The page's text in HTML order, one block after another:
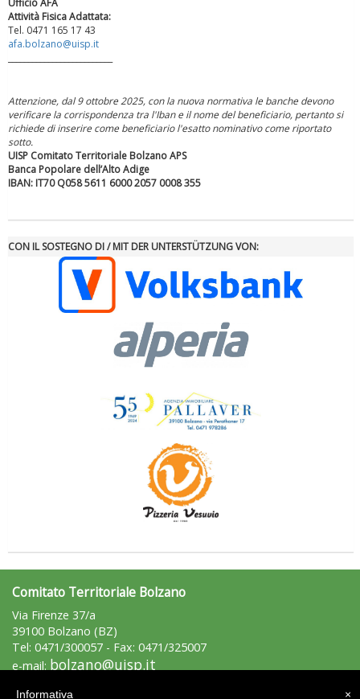
Tiziano Pesce a Radio InBlu2000 traccia il bilancio della stagione
Attività Fisica Adattata:
Tel. 0471 165 17 43
afa.bolzano@uisp.it
Attenzione, dal 9 ottobre 2025, con la nuova normativa le banche devono
verificare la corrispondenza tra l'Iban e il nome del beneficiario, pertanto si
richiede di inserire come beneficiario l'esatto nominativo come riportato
sotto.
UISP Comitato Territoriale Bolzano APS
Banca Popolare dell’Alto Adige
IBAN: IT70 Q058 5611 6000 2057 0008 355
CON IL SOSTEGNO DI / MIT DER UNTERSTÜTZUNG VON:
Comitato Territoriale Bolzano
Via Firenze 37/a
39100 Bolzano (BZ)
Tel: 0471/300057 - Fax: 0471/325007
e-mail: bolzano@uisp.it
×
Informativa